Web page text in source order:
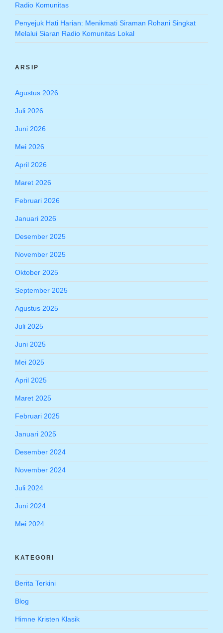
Radio Komunitas
Penyejuk Hati Harian: Menikmati Siraman Rohani Singkat
Melalui Siaran Radio Komunitas Lokal
ARSIP
Agustus 2026
Juli 2026
Juni 2026
Mei 2026
April 2026
Maret 2026
Februari 2026
Januari 2026
Desember 2025
November 2025
Oktober 2025
September 2025
Agustus 2025
Juli 2025
Juni 2025
Mei 2025
April 2025
Maret 2025
Februari 2025
Januari 2025
Desember 2024
November 2024
Juli 2024
Juni 2024
Mei 2024
KATEGORI
Berita Terkini
Blog
Himne Kristen Klasik